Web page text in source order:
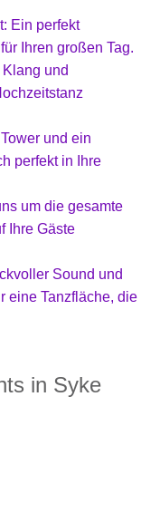
Ein perfekt
Ihren großen Tag.
und
und ein
perfekt in Ihre
um die gesamte
Ihre Gäste
Sound und
eine Tanzfläche, die
in Syke